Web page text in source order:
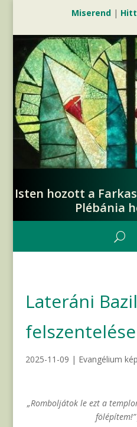
Miserend|
Isten hozott a
Plébánia
Lateráni
felszentelése
2025-11-09 | Evangélium
„Romboljátok le ezt a